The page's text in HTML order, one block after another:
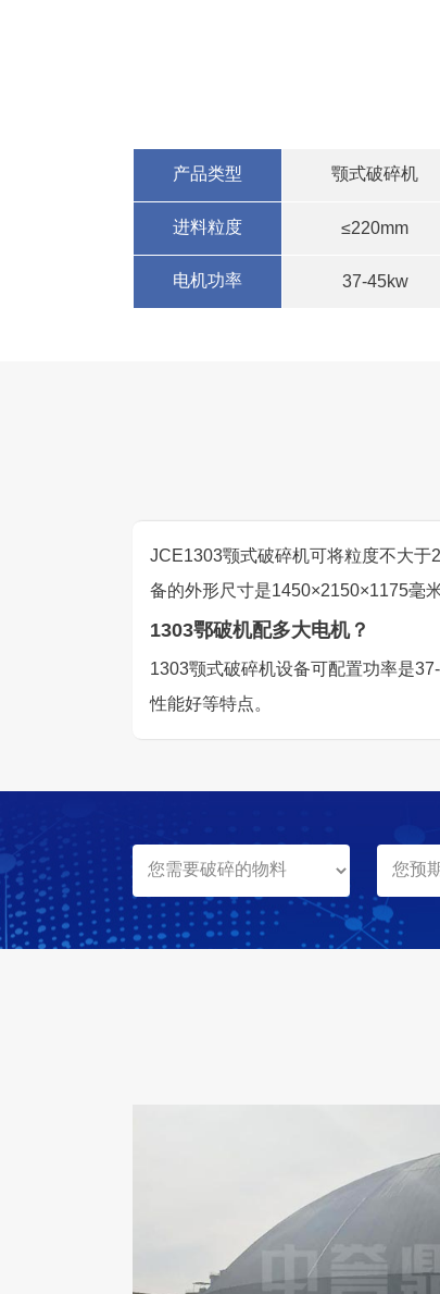
产品类型 颚式破碎机
进料粒度 ≤220mm
电机功率 37-45kw
JCE1303颚式破碎机可将粒度不大
备的外形尺寸是1450×2150×1175毫米
1303鄂破机配多大电机？
1303颚式破碎机设备可配置功率是
性能好等特点。